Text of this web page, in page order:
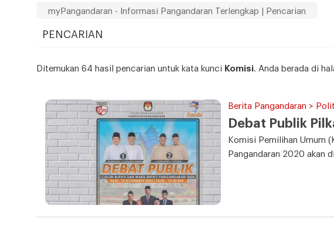
myPangandaran - Informasi Pangandaran Terlengkap | Pencarian
PENCARIAN
Ditemukan 64 hasil pencarian untuk kata kunci Komisi. Anda berada di
Berita Pangandaran >
Debat Publik
Komisi Pemilihan Umum
Pangandaran 2020 akan